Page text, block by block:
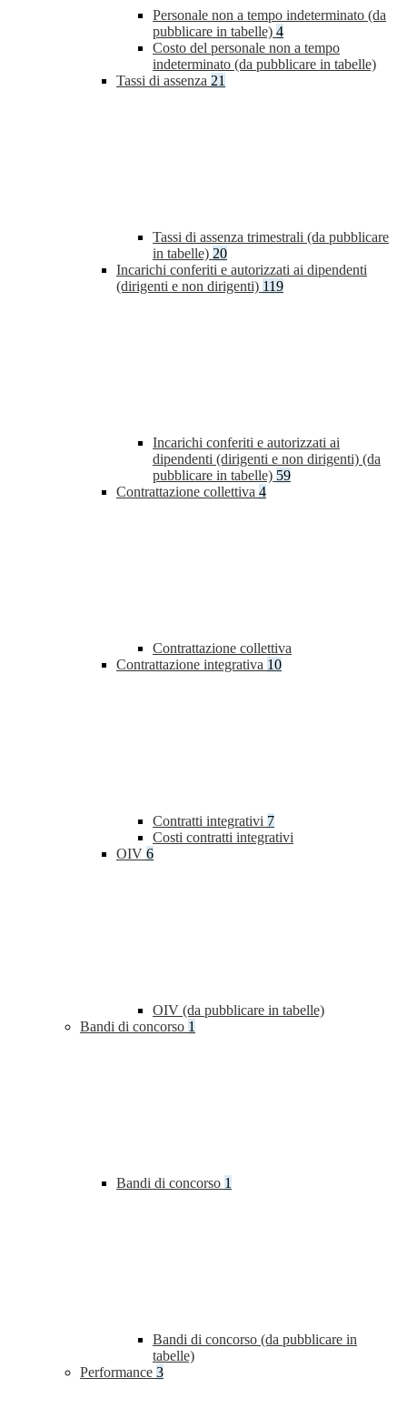
Personale non a tempo indeterminato (da
pubblicare in tabelle) 4
Costo del personale non a tempo
indeterminato (da pubblicare in tabelle)
Tassi di assenza 21
Tassi di assenza trimestrali (da pubblicare
in tabelle) 20
Incarichi conferiti e autorizzati ai dipendenti
(dirigenti e non dirigenti) 119
Incarichi conferiti e autorizzati ai
dipendenti (dirigenti e non dirigenti) (da
pubblicare in tabelle) 59
Contrattazione collettiva 4
Contrattazione collettiva
Contrattazione integrativa 10
Contratti integrativi 7
Costi contratti integrativi
OIV 6
OIV (da pubblicare in tabelle)
Bandi di concorso 1
Bandi di concorso 1
Bandi di concorso (da pubblicare in
tabelle)
Performance 3